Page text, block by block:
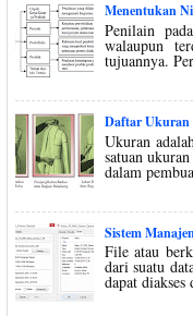
Menentukan
Penilain
walaupun
tujuannya.
Daftar Ukuran
Ukuran
satuan
dalam
Sistem
File atau
dari suatu
dapat diakses